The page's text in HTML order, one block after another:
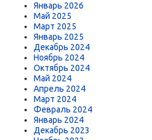
Январь 2026
Май 2025
Март 2025
Январь 2025
Декабрь 2024
Ноябрь 2024
Октябрь 2024
Май 2024
Апрель 2024
Март 2024
Февраль 2024
Январь 2024
Декабрь 2023